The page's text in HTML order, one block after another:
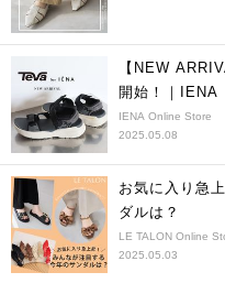
【NEW
開始！｜IENA
IENA Online Store
2025.05.08
お気に入り急
ダルは？
LE TALON Online
2025.05.03